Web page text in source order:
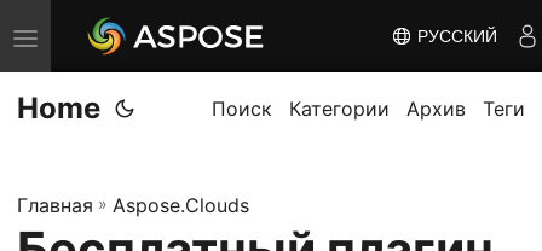
П
е
р
л
ю
РУССКИЙ
Home Поиск Категории Архив Теги
Главная » Aspose.Clouds